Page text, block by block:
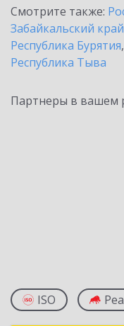
Смотрите также:
Забайкальский край
Республика Бурятия,
Республика Тыва
Партнеры в вашем
ISO